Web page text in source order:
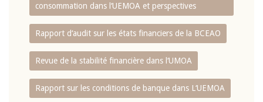
consommation dans l‘UEMOA et perspectives
Rapport d‘audit sur les états financiers de la BCEAO
Revue de la stabilité financière dans l‘UMOA
Rapport sur les conditions de banque dans L‘UEMOA